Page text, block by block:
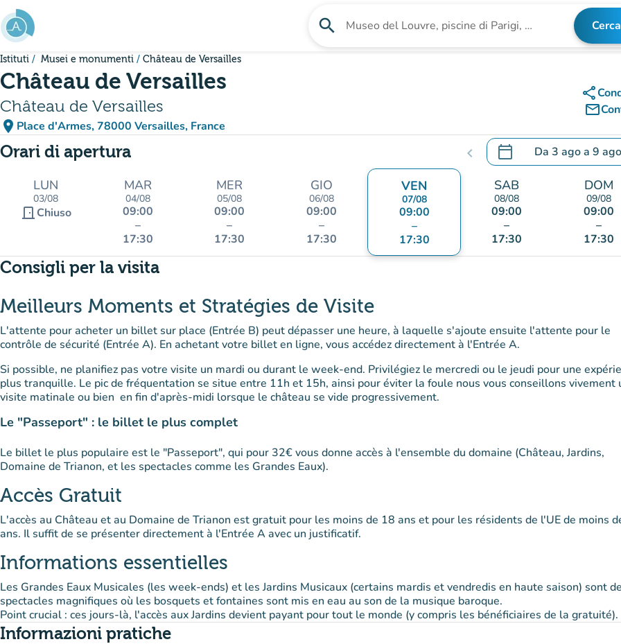
Vai al contenuto principale
search Cerca una struttura Cerca
Istituti Musei e monumenti Château de Versailles
Château de Versailles
Château de Versailles
place Place d'Armes, 78000 Versailles, France
(apri in Google Maps)
(nuova scheda)
share
mail_outline
Orari di apertura chevron_left calendar_today Da 3 agoa 9 ago
.Aprire il calendario per
LUN
03/08
door_front Chiuso
MAR
04/08
09:00
–
17:30
MER
05/08
09:00
–
17:30
GIO
06/08
09:00
–
17:30
VEN
07/08
09:00
–
17:30
SAB
08/08
09:00
–
17:30
DOM
09/08
09:00
–
17:30
Consigli per la visita
Meilleurs Moments et Stratégies de Visite
L'attente pour acheter un billet sur place (Entrée B) peut dépasser une heure, à laquelle s'ajoute ensuite l'attente pour le
contrôle de sécurité (Entrée A). En achetant votre billet en ligne, vous accédez directement à l'Entrée A.
Si possible, ne planifiez pas votre visite un mardi ou durant le week-end. Privilégiez le mercredi ou le jeudi pour une
plus tranquille. Le pic de fréquentation se situe entre 11h et 15h, ainsi pour éviter la foule nous vous conseillons vivement
visite matinale ou bien en fin d'après-midi lorsque le château se vide progressivement.
Le "Passeport" : le billet le plus complet
Le billet le plus populaire est le "Passeport", qui pour 32€ vous donne accès à l'ensemble du domaine (Château, Jardins,
Domaine de Trianon, et les spectacles comme les Grandes Eaux).
Accès Gratuit
L'accès au Château et au Domaine de Trianon est gratuit pour les moins de 18 ans et pour les résidents de l'UE de moins
ans. Il suffit de se présenter directement à l'Entrée A avec un justificatif.
Informations essentielles
Les Grandes Eaux Musicales (les week-ends) et les Jardins Musicaux (certains mardis et vendredis en haute saison) sont
spectacles magnifiques où les bosquets et fontaines sont mis en eau au son de la musique baroque.
Point crucial : ces jours-là, l'accès aux Jardins devient payant pour tout le monde (y compris les bénéficiaires de la gratuité).
Informazioni pratiche